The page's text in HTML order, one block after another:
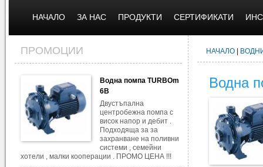
НАЧАЛО ЗА НАС ПРОДУКТИ СЕРТИФИКАТИ
ПРОМОЦИИ
Водна помпа TURBOm
6B
Двустъпална
центробежна помпа с
висок напор и дебит .
Подходяща за за
захранване на поливни
системи , семейни
хотели , малки кооперации . ПРОМО ЦЕНА !!!
НАЧАЛО
Водна